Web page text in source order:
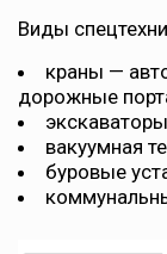
Виды
краны —
дорожные
вакуумная
буровые